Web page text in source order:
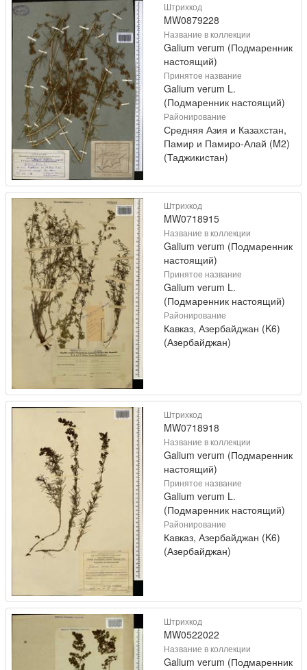
Штрихкод
MW0879228
Название в коллекции
Galium verum (Подмаренник
настоящий)
Принятое название
Galium verum L.
(Подмаренник настоящий)
Районирование
Средняя Азия и Казахстан,
Памир и Памиро-Алай (M2)
(Таджикистан)
Штрихкод
MW0718915
Название в коллекции
Galium verum (Подмаренник
настоящий)
Принятое название
Galium verum L.
(Подмаренник настоящий)
Районирование
Кавказ, Азербайджан (K6)
(Азербайджан)
Штрихкод
MW0718918
Название в коллекции
Galium verum (Подмаренник
настоящий)
Принятое название
Galium verum L.
(Подмаренник настоящий)
Районирование
Кавказ, Азербайджан (K6)
(Азербайджан)
Штрихкод
MW0522022
Название в коллекции
Galium verum (Подмаренник